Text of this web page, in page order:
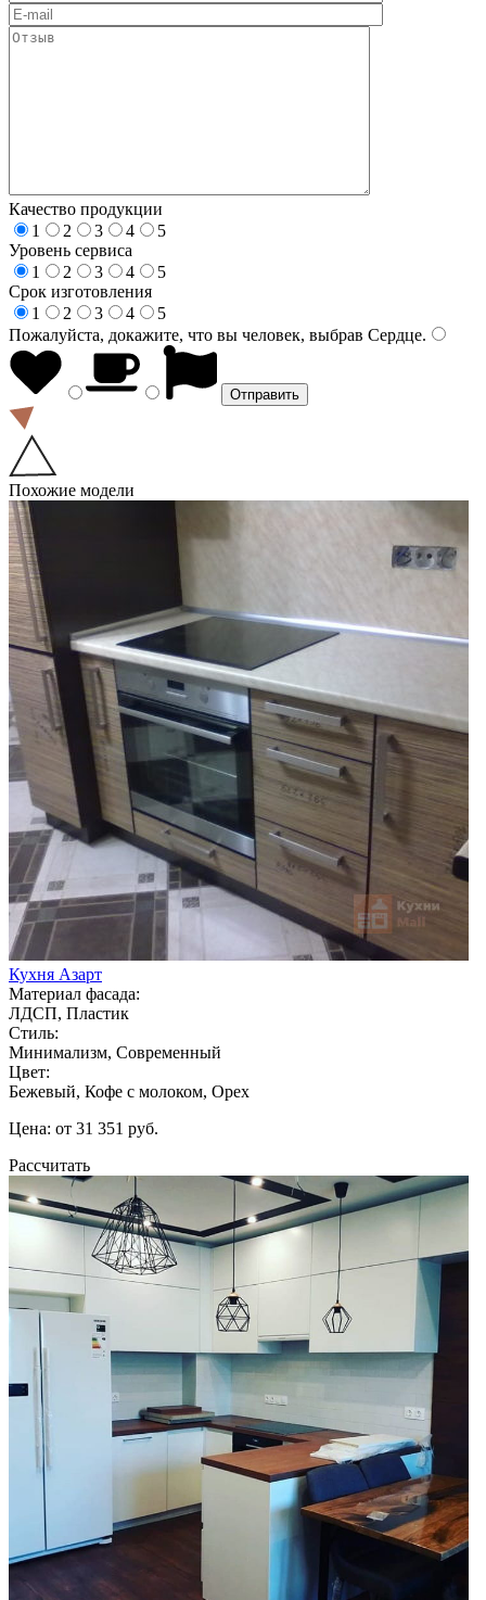
Качество продукции
1
2 3 4
5
Уровень сервиса
1
2 3 4
5
Срок изготовления
1
2 3 4
5
Пожалуйста, докажите, что вы человек, выбрав Сердце.
Похожие модели
Кухня Азарт
Материал фасада:
ЛДСП, Пластик
Стиль:
Минимализм, Современный
Цвет:
Бежевый, Кофе с молоком, Орех
Цена: от 31 351 руб.
Рассчитать